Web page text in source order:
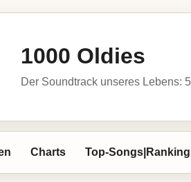
1000 Oldies
Der Soundtrack unseres Lebens:
Charts Top-